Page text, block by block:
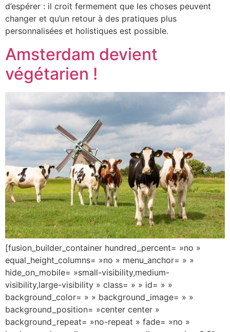
d’espérer : il croit fermement que les choses peuvent
changer et qu’un retour à des pratiques plus
personnalisées et holistiques est possible.
Amsterdam devient
végétarien !
[fusion_builder_container hundred_percent= »no »
equal_height_columns= »no » menu_anchor= » »
hide_on_mobile= »small-visibility,medium-
visibility,large-visibility » class= » » id= » »
background_color= » » background_image= » »
background_position= »center center »
background_repeat= »no-repeat » fade= »no »